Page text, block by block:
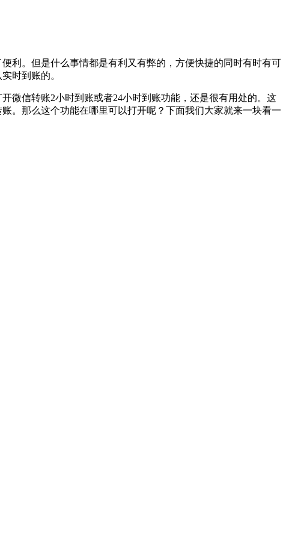
利。但是什么事情都是有利又有弊的，方便快捷的同时有时有可
时到账的。
微信转账2小时到账或者24小时到账功能，还是很有用处的。这
。那么这个功能在哪里可以打开呢？下面我们大家就来一块看一